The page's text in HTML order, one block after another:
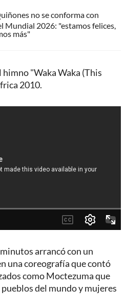
no se conforma con
Mundial 2026: "estamos felices,
más"
"Waka Waka (This
2010.
arrancó con un
una coreografía que contó
como Moctezuma que
del mundo y mujeres